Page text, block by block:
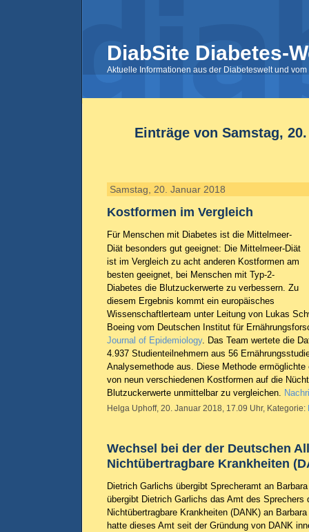
DiabSite Diabetes-
Aktuelle Informationen aus der Diabeteswelt und
Einträge von Samstag,
Samstag, 20. Januar 2018
Kostformen im Vergleich
Für Menschen mit Diabetes ist die Mittelmeer-
Diät besonders gut geeignet: Die Mittelmeer-Diät
ist im Vergleich zu acht anderen Kostformen am
besten geeignet, bei Menschen mit Typ-2-
Diabetes die Blutzuckerwerte zu verbessern. Zu
diesem Ergebnis kommt ein europäisches
Wissenschaftlerteam unter Leitung von Lukas
Boeing vom Deutschen Institut für
Journal of Epidemiology. Das Team wertete die
4.937 Studienteilnehmern aus 56
Analysemethode aus. Diese Methode
von neun verschiedenen Kostformen auf die
Blutzuckerwerte unmittelbar zu vergleichen.
Helga Uphoff, 20. Januar 2018, 17.09 Uhr, Kategorie:
Wechsel bei der der Deutschen
Nichtübertragbare Krankheiten
Dietrich Garlichs übergibt Sprecheramt an
übergibt Dietrich Garlichs das Amt des Sprechers
Nichtübertragbare Krankheiten (DANK) an
hatte dieses Amt seit der Gründung von DANK